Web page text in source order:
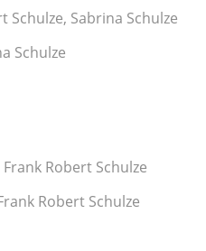
Schulze, Sabrina Schulze
Schulze
Robert Schulze
Robert Schulze